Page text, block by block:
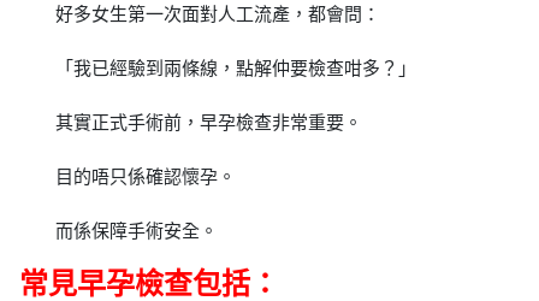
好多女生第一次面對人工流產，都會問：
「我已經驗到兩條線，點解仲要檢查咁多？」
其實正式手術前，早孕檢查非常重要。
目的唔只係確認懷孕。
而係保障手術安全。
常見早孕檢查包括：